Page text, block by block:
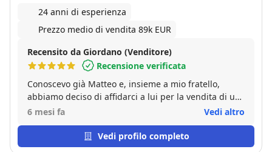
24 anni di esperienza
Prezzo medio di vendita 89k EUR
Recensito da Giordano (Venditore)
Recensione verificata
Conoscevo già Matteo e, insieme a mio fratello,
abbiamo deciso di affidarci a lui per la vendita di un
immobile di famiglia. La vendita è andata bene ed è
parte di entrambi.
6 mesi fa Vedi altro
Vedi profilo completo